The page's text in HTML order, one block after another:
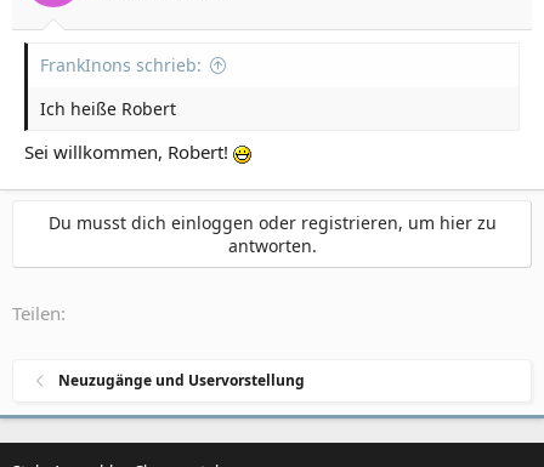
FrankInons schrieb:
Ich heiße Robert
Sei willkommen, Robert!
Du musst dich einloggen oder registrieren, um hier zu
antworten.
Teilen:
Neuzugänge und Uservorstellung